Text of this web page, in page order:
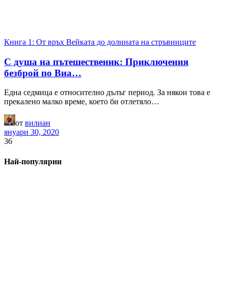
Книга 1: От връх Вейката до долината на стръвниците
С душа на пътешественик: Приключения
безброй по Виа…
Една седмица е относително дълъг период. За някои това е
прекалено малко време, което би отлетяло…
от вилиан
януари 30, 2020
36
Най-популярни